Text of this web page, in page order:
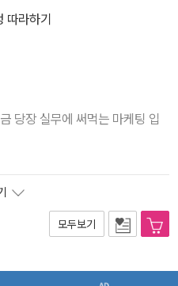
라하기
당장 실무에 써먹는 마케팅 입
모두보기